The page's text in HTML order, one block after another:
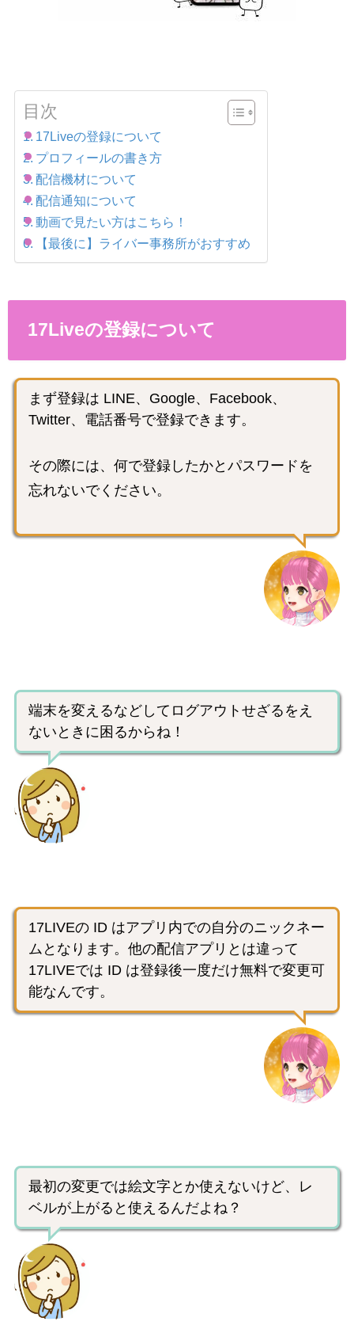
目次
17Liveの登録について
プロフィールの書き方
配信機材について
配信通知について
動画で見たい方はこちら！
【最後に】ライバー事務所がおすすめ
17Liveの登録について
まず登録は LINE、Google、Facebook、
Twitter、電話番号で登録できます。
その際には、何で登録したかとパスワードを
忘れないでください。
端末を変えるなどしてログアウトせざるをえ
ないときに困るからね！
17LIVEの ID はアプリ内での自分のニックネー
ムとなります。他の配信アプリとは違って
17LIVEでは ID は登録後一度だけ無料で変更可
能なんです。
最初の変更では絵文字とか使えないけど、レ
ベルが上がると使えるんだよね？